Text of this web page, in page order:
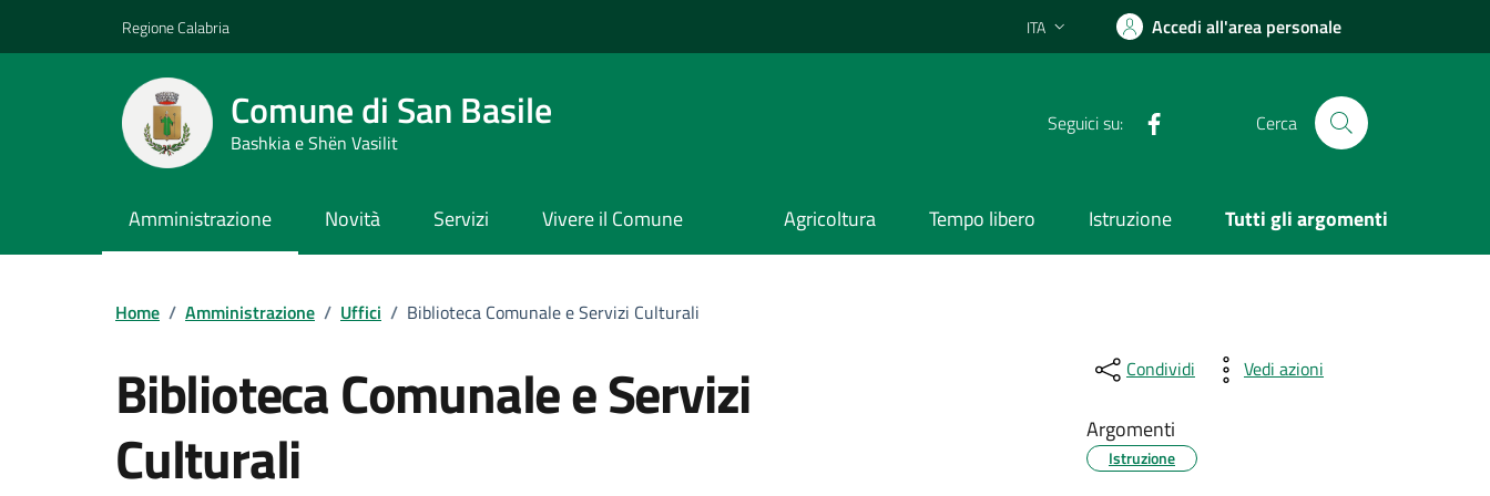
Regione Calabria Lingua attiva:
ITA Accedi all'area personale
Comune di San Basile
Bashkia e Shën Vasilit
Seguici su: Cerca
Amministrazione Novità Servizi Vivere il Comune Agricoltura Tempo libero Istruzione Tutti gli argomenti
Home / Amministrazione / Uffici / Biblioteca Comunale e Servizi Culturali
Biblioteca Comunale e Servizi
Culturali
Condividi Vedi azioni
Argomenti
Istruzione